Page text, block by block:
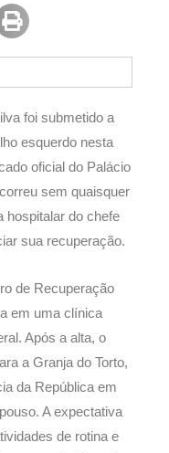
foi submetido a
esquerdo nesta
oficial do Palácio
sem quaisquer
hospitalar do chefe
sua recuperação.
de Recuperação
em uma clínica
Após a alta, o
a Granja do Torto,
da República em
A expectativa
de rotina e